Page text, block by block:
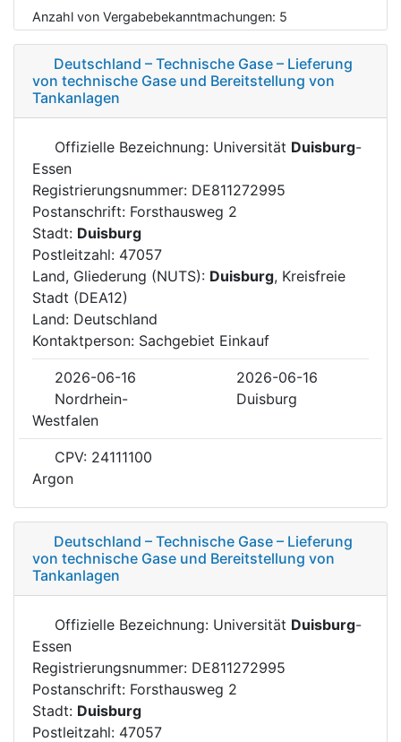
Anzahl von Vergabebekanntmachungen: 5
Deutschland – Technische Gase – Lieferung
von technische Gase und Bereitstellung von
Tankanlagen
Offizielle Bezeichnung: Universität Duisburg-
Essen
Registrierungsnummer: DE811272995
Postanschrift: Forsthausweg 2
Stadt: Duisburg
Postleitzahl: 47057
Land, Gliederung (NUTS): Duisburg, Kreisfreie
Stadt (DEA12)
Land: Deutschland
Kontaktperson: Sachgebiet Einkauf
2026-06-16
2026-06-16
Nordrhein-
Westfalen
Duisburg
CPV: 24111100
Argon
Deutschland – Technische Gase – Lieferung
von technische Gase und Bereitstellung von
Tankanlagen
Offizielle Bezeichnung: Universität Duisburg-
Essen
Registrierungsnummer: DE811272995
Postanschrift: Forsthausweg 2
Stadt: Duisburg
Postleitzahl: 47057